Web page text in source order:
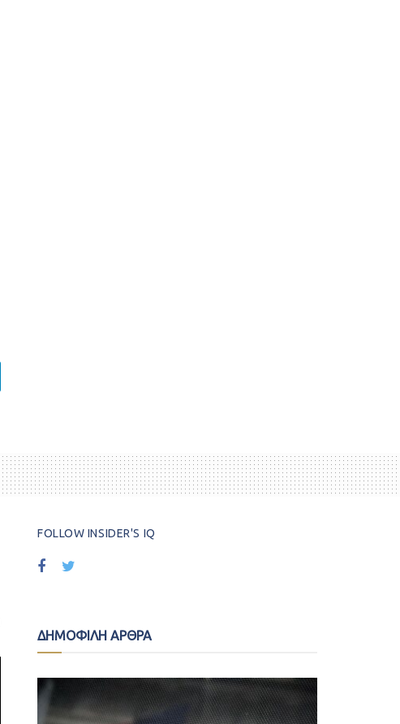
FOLLOW INSIDER'S IQ
ΔΗΜΟΦΙΛΗ ΑΡΘΡΑ